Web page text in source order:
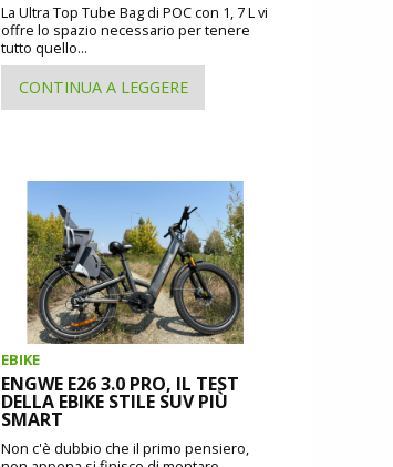
La Ultra Top Tube Bag di POC con 1, 7 L vi
offre lo spazio necessario per tenere
tutto quello...
CONTINUA A LEGGERE
EBIKE
ENGWE E26 3.0 PRO, IL TEST
DELLA EBIKE STILE SUV PIÙ
SMART
Non c'è dubbio che il primo pensiero,